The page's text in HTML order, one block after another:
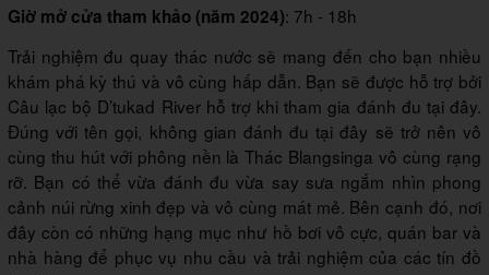
Giờ mở cửa tham khảo (năm 2024): 7h - 18h
Trải nghiệm đu quay thác nước sẽ mang đến cho bạn nhiều
khám phá kỳ thú và vô cùng hấp dẫn. Bạn sẽ được hỗ trợ bởi
Câu lạc bộ D’tukad River hỗ trợ khi tham gia đánh đu tại đây.
Đúng với tên gọi, không gian đánh đu tại đây sẽ trở nên vô
cùng thu hút với phông nền là Thác Blangsinga vô cùng rạng
rỡ. Bạn có thể vừa đánh đu vừa say sưa ngắm nhìn phong
cảnh núi rừng xinh đẹp và vô cùng mát mẻ. Bên cạnh đó, nơi
đây còn có những hạng mục như hồ bơi vô cực, quán bar và
nhà hàng để phục vụ nhu cầu và trải nghiệm của các tín đồ